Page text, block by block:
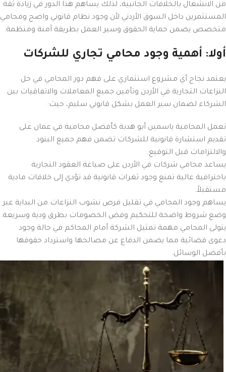
من الانشغال بالخلافات الجانبية، لذلك يساهم هذا الدور في زيادة ثقة
المستثمرين داخل السوق الأردني لأن وجود نظام قانوني واضح ومحامي
متخصص يضمن حماية الحقوق وسير العمل بطريقة آمنة ومنظمة.
أولا: أهمية وجود محامي تجاري للشركات
يعتمد نجاح أي مشروع استثماري على فهم دور المحامي في حل
النزاعات التجارية في الأردن وتأمين جميع المعاملات والاتفاقيات بين
الشركاء لضمان سير العمل بشكل قانوني سليم، حيث:
تعمل المحامية ياسمين أبو هدبة كأفضل محامية في عمان على
تقديم استشارة قانونية للشركات تضمن فهم جميع البنود
والالتزامات قبل التوقيع.
يساعد محامي شركات في الأردن على صياغة العقود التجارية
باحترافية عالية تمنع وجود ثغرات قانونية قد تؤدي إلى خلافات مادية
مستقبلاً.
يساهم وجود المحامي في تقليل فرص نشوب النزاعات من البداية عبر
وضع شروط واضحة للتحكيم وفض الخصومات بطرق ودية وسريعة.
يتولى المحامي مهمة تمثيل الشركة أمام المحاكم في حالة وجود
دعوى قضائية مما يضمن الدفاع عن مصالحها واسترداد حقوقها
بأفضل الوسائل.